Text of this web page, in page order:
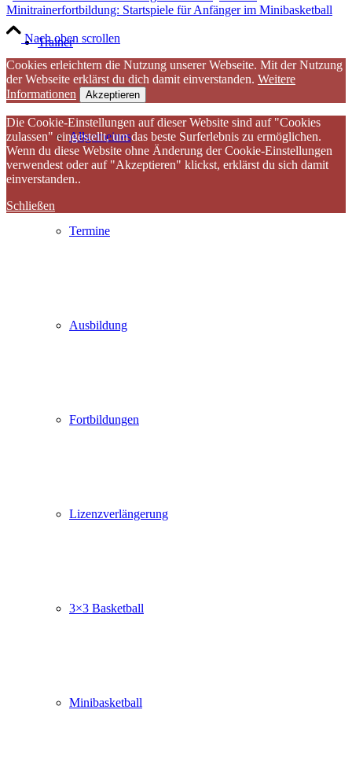
Trainer
Allgemeines
Termine
Ausbildung
Fortbildungen
Lizenzverlängerung
3×3 Basketball
Minibasketball
Minitrainerfortbildung: Startspiele für Anfänger im Minibasketball
Nach oben scrollen
Cookies erleichtern die Nutzung unserer Webseite. Mit der Nutzung
der Webseite erklärst du dich damit einverstanden. Weitere
Informationen
Akzeptieren
Die Cookie-Einstellungen auf dieser Website sind auf "Cookies
zulassen" eingestellt, um das beste Surferlebnis zu ermöglichen.
Wenn du diese Website ohne Änderung der Cookie-Einstellungen
verwendest oder auf "Akzeptieren" klickst, erklärst du sich damit
einverstanden..
Schließen